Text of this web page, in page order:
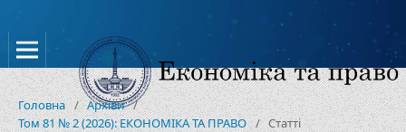
Головна / Архіви /
Том 81 № 2 (2026): ЕКОНОМІКА ТА ПРАВО / Статті